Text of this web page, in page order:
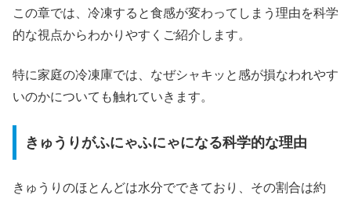
この章では、冷凍すると食感が変わってしまう理由を科学
的な視点からわかりやすくご紹介します。
特に家庭の冷凍庫では、なぜシャキッと感が損なわれやす
いのかについても触れていきます。
きゅうりがふにゃふにゃになる科学的な理由
きゅうりのほとんどは水分でできており、その割合は約